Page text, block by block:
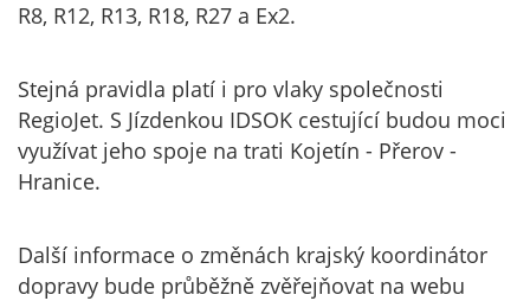
R8, R12, R13, R18, R27 a Ex2.
Stejná pravidla platí i pro vlaky společnosti
RegioJet. S Jízdenkou IDSOK cestující budou moci
využívat jeho spoje na trati Kojetín - Přerov -
Hranice.
Další informace o změnách krajský koordinátor
dopravy bude průběžně zvěřejňovat na webu